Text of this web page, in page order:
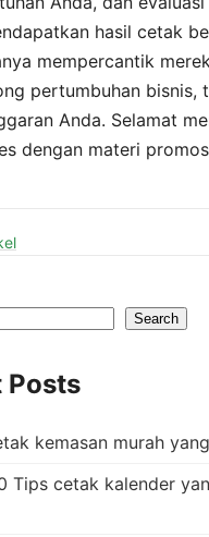
hasil cetak
mempercantik
pertumbuhan bisnis,
Anda. Selamat
dengan materi
Search
Posts
kemasan murah
Tips cetak kalender